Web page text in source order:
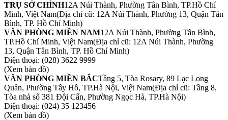
TRỤ SỞ CHÍNH12A Núi Thành, Phường Tân Bình, TP.Hồ Chí
Minh, Việt Nam(Địa chỉ cũ: 12A Núi Thành, Phường 13, Quận Tân
Bình, TP. Hồ Chí Minh)
VĂN PHÒNG MIỀN NAM12A Núi Thành, Phường Tân Bình,
TP.Hồ Chí Minh, Việt Nam(Địa chỉ cũ: 12A Núi Thành, Phường
13, Quận Tân Bình, TP. Hồ Chí Minh)
Điện thoại: (028) 3622 9999
(Xem bản đồ)
VĂN PHÒNG MIỀN BẮCTầng 5, Tòa Rosary, 89 Lạc Long
Quân, Phường Tây Hồ, TP.Hà Nội, Việt Nam(Địa chỉ cũ: Tầng 8,
Tòa nhà số 381 Đội Cấn, Phường Ngọc Hà, TP.Hà Nội)
Điện thoại: (024) 35 123456
(Xem bản đồ)